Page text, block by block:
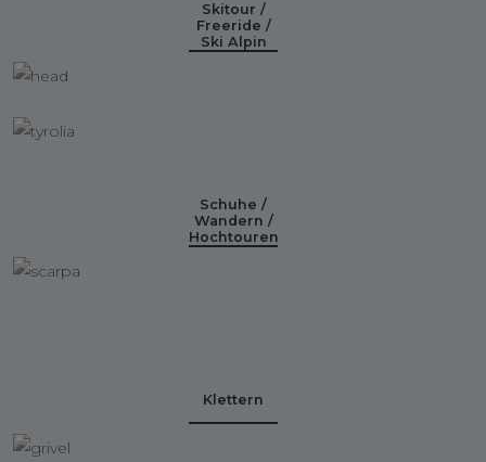
Skitour /
Freeride /
Ski Alpin
Schuhe /
Wandern /
Hochtouren
Klettern